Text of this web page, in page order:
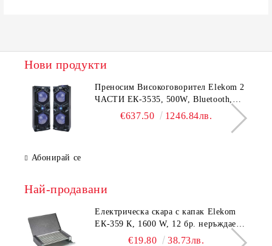
Нови продукти
Преносим Високоговорител Elekom 2
ЧАСТИ ЕК-3535, 500W, Bluetooth,
Bluetooth, USB, Караоке, 2
€637.50 1246.84лв.
Абонирай се
Най-продавани
Електрическа скара с капак Elekom
ЕК-359 К, 1600 W, 12 бр. неръждаеми
тръбни нагревятеля
€19.80 38.73лв.